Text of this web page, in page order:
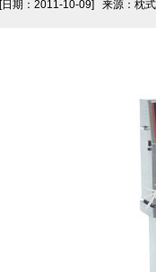
[日期：2011-10-09] 来源：枕